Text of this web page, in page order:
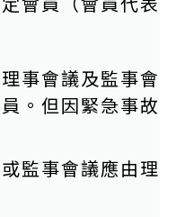
事會議及監事會
。但因緊急事故
監事會議應由理